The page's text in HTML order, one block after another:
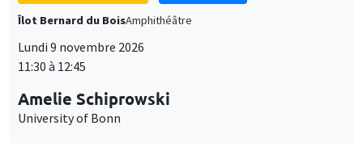
Îlot Bernard du BoisAmphithéâtre
Lundi 9 novembre 2026
11:30 à 12:45
Amelie Schiprowski
University of Bonn